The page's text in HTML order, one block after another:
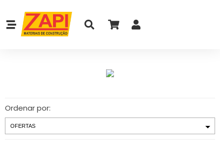
Ordenar por: